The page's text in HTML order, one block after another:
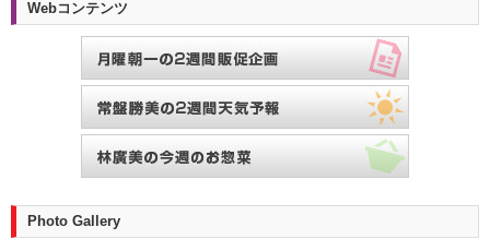
Webコンテンツ
Photo Gallery